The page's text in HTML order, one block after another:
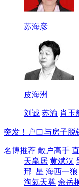
苏海彦
皮海洲
刘诚 苏渝 肖玉
突发！户口与房子脱
名博推荐 散户高手
天赢居 黄斌汉
邢_星 海西一狼
淘氣天尊 余岳